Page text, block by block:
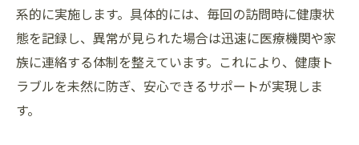
訪問介護で叶う高齢者の安心な在宅生活
個別対応が魅力の訪問介護サービス内容
訪問介護導入で家族の負担が軽減される理
由
系的に実施します。具体的には、毎回の訪問時に健康状
態を記録し、異常が見られた場合は迅速に医療機関や家
族に連絡する体制を整えています。これにより、健康ト
ラブルを未然に防ぎ、安心できるサポートが実現しま
す。